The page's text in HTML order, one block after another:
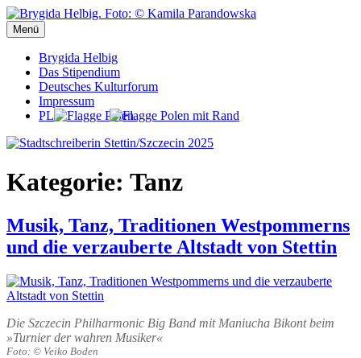
Zum
Inhalt
springen
Stadtschreiberin Stettin/Szczecin 2025
Stadtschreiberin Stettin/Szczecin 2025
Menü
Brygida Helbig
Das Stipendium
Deutsches Kulturforum
Impressum
PL
Kategorie: Tanz
Musik, Tanz, Traditionen Westpommerns
und die verzauberte Altstadt von Stettin
Die Szczecin Philharmonic Big Band mit Maniucha Bikont beim
»Turnier der wahren Musiker«
Foto: © Veiko Boden